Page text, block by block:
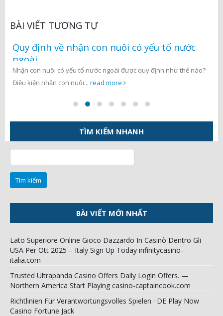
BÀI VIẾT TƯƠNG TỰ
Quy định về nhận con nuôi có yếu tố nước
ngoài
Nhận con nuôi có yếu tố nước ngoài được quy định như thế nào?
Điều kiện nhận con nuôi... read more
TÌM KIẾM NHANH
kiếm
cho:
BÀI VIẾT MỚI NHẤT
Lato Superiore Online Gioco Dazzardo In Casinò Dentro Gli
USA Per Ott 2025 – Italy Sign Up Today infinitycasino-
italia.com
Trusted Ultrapanda Casino Offers Daily Login Offers. —
Northern America Start Playing casino-captaincook.com
Richtlinien Für Verantwortungsvolles Spielen · DE Play Now
Casino Fortune Jack